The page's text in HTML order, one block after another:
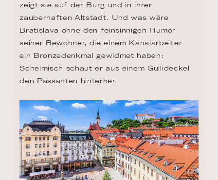
zeigt sie auf der Burg und in ihrer
zauberhaften Altstadt. Und was wäre
Bratislava ohne den feinsinnigen Humor
seiner Bewohner, die einem Kanalarbeiter
ein Bronzedenkmal gewidmet haben:
Schelmisch schaut er aus einem Gullideckel
den Passanten hinterher.